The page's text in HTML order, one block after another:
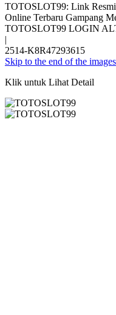
TOTOSLOT99: Link
Online Terbaru Gampang
TOTOSLOT99 LOGIN
|
2514-K8R47293615
Skip to the end of the
Klik untuk Lihat Detail